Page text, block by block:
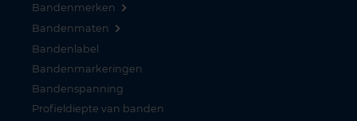
Bandenmerken
Bandenmaten
Bandenlabel
Bandenmarkeringen
Bandenspanning
Profieldiepte van banden